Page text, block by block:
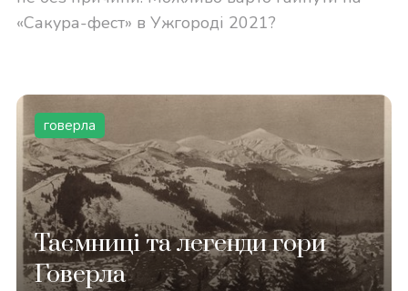
«Сакура-фест» в Ужгороді 2021?
говерла
Таємниці та легенди гори
Говерла